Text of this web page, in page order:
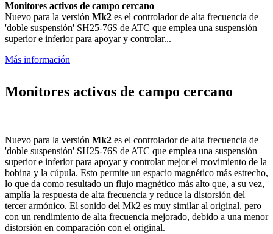
Monitores activos de campo cercano
Nuevo para la versión Mk2 es el controlador de alta frecuencia de
'doble suspensión' SH25-76S de ATC que emplea una suspensión
superior e inferior para apoyar y controlar...
Más información
Monitores activos de campo cercano
Nuevo para la versión Mk2 es el controlador de alta frecuencia de
'doble suspensión' SH25-76S de ATC que emplea una suspensión
superior e inferior para apoyar y controlar mejor el movimiento de la
bobina y la cúpula. Esto permite un espacio magnético más estrecho,
lo que da como resultado un flujo magnético más alto que, a su vez,
amplía la respuesta de alta frecuencia y reduce la distorsión del
tercer armónico. El sonido del Mk2 es muy similar al original, pero
con un rendimiento de alta frecuencia mejorado, debido a una menor
distorsión en comparación con el original.